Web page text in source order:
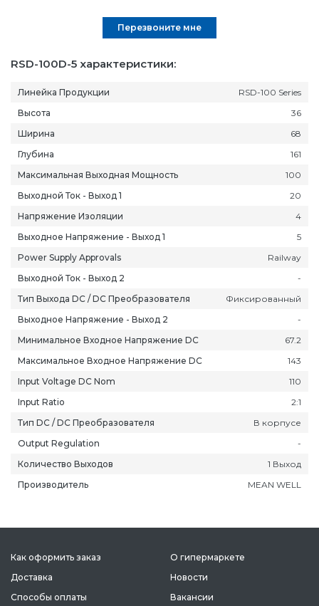
RSD-100D-5 характеристики:
Линейка Продукции
RSD-100 Series
Высота
36
Ширина
68
Глубина
161
Максимальная Выходная Мощность
100
Выходной Ток - Выход 1
20
Напряжение Изоляции
4
Выходное Напряжение - Выход 1
5
Power Supply Approvals
Railway
Выходной Ток - Выход 2
-
Тип Выхода DC / DC Преобразователя
Фиксированный
Выходное Напряжение - Выход 2
-
Минимальное Входное Напряжение DC
67.2
Максимальное Входное Напряжение DC
143
Input Voltage DC Nom
110
Input Ratio
2:1
Тип DC / DC Преобразователя
В корпусе
Output Regulation
-
Количество Выходов
1 Выход
Производитель
MEAN WELL
Перезвоните мне
Как оформить заказ
Доставка
Способы оплаты
О гипермаркете
Новости
Вакансии